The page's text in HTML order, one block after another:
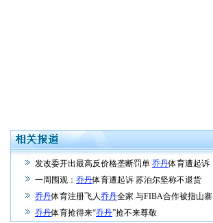
发改委开出最高反价格垄断罚单 乔丹体育遭起诉
一周围观： 乔丹体育遭起诉 苏泊尔坚称不退货
乔丹体育注册飞人乔丹全家 与FIBA合作被指山寨
乔丹体育抢得来“乔丹”抢不来尊敬